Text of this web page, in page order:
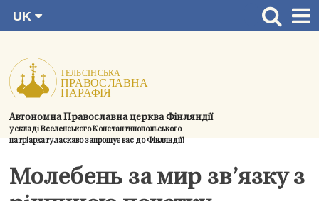
змісту.
Автономна Православна церква Фінляндії
у складі Вселенського Константинопольського
патріархату ласкаво запрошує вас до Фінляндії!
UK
SV
EN
Новини
Церкви
Богослужіння
Контактна інформація
Молебень за мир зв’язку з